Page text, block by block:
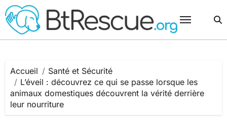
Passer
au
contenu
Accueil
Santé et Sécurité
L’éveil : découvrez ce qui se passe lorsque les
animaux domestiques découvrent la vérité derrière
leur nourriture